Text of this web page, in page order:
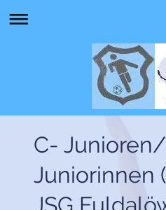
C-
Juniorinnen
JSG